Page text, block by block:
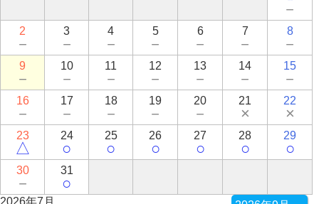
－
2
－
3
－
4
－
5
－
6
－
7
－
8
－
9
－
10
－
11
－
12
－
13
－
14
－
15
－
16
－
17
－
18
－
19
－
20
－
21
×
22
×
23
△
24
○
25
○
26
○
27
○
28
○
29
○
30
－
31
○
2026年7月